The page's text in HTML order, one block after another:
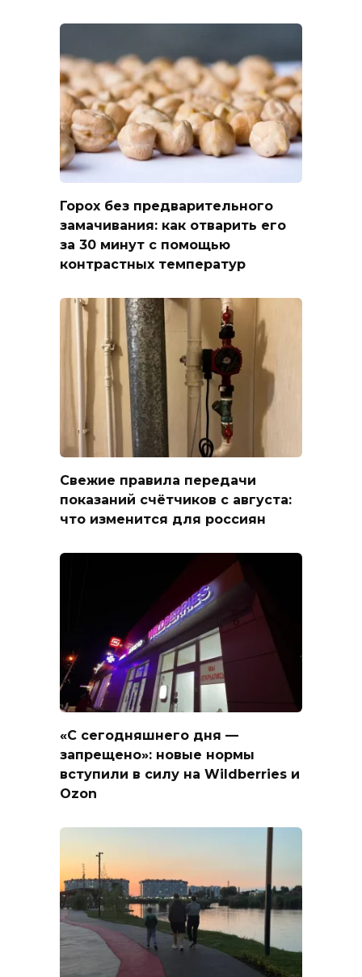
Горох без предварительного
замачивания: как отварить его
за 30 минут с помощью
контрастных температур
Свежие правила передачи
показаний счётчиков с августа:
что изменится для россиян
«С сегодняшнего дня —
запрещено»: новые нормы
вступили в силу на Wildberries и
Ozon